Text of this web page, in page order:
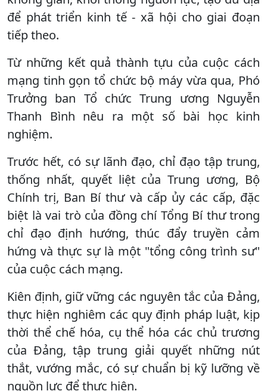
để phát triển kinh tế - xã hội cho giai đoạn
tiếp theo.
Từ những kết quả thành tựu của cuộc cách
mạng tinh gọn tổ chức bộ máy vừa qua, Phó
Trưởng ban Tổ chức Trung ương Nguyễn
Thanh Bình nêu ra một số bài học kinh
nghiệm.
Trước hết, có sự lãnh đạo, chỉ đạo tập trung,
thống nhất, quyết liệt của Trung ương, Bộ
Chính trị, Ban Bí thư và cấp ủy các cấp, đặc
biệt là vai trò của đồng chí Tổng Bí thư trong
chỉ đạo định hướng, thúc đẩy truyền cảm
hứng và thực sự là một "tổng công trình sư"
của cuộc cách mạng.
Kiên định, giữ vững các nguyên tắc của Đảng,
thực hiện nghiêm các quy định pháp luật, kịp
thời thể chế hóa, cụ thể hóa các chủ trương
của Đảng, tập trung giải quyết những nút
thắt, vướng mắc, có sự chuẩn bị kỹ lưỡng về
nguồn lực để thực hiện.